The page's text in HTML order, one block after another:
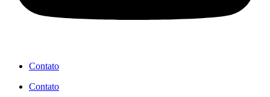
Contato
Contato